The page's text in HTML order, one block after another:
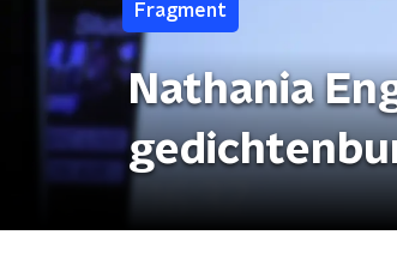
Fragment
Nathania